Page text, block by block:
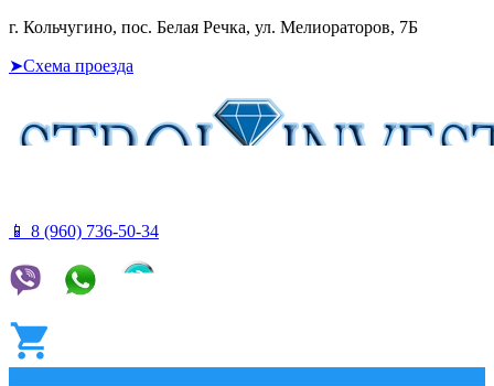
г. Кольчугино, пос. Белая Речка, ул. Мелиораторов, 7Б
➤Схема проезда
📱 8 (960) 736-50-34